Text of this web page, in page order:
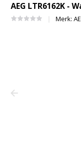
AEG LTR6162K -
Merk: